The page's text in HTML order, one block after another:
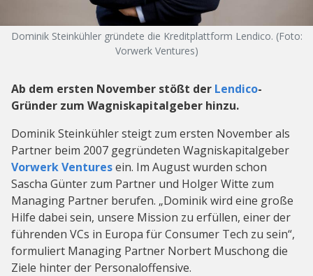
Dominik Steinkühler gründete die Kreditplattform Lendico. (Foto:
Vorwerk Ventures)
Ab dem ersten November stößt der Lendico-
Gründer zum Wagniskapitalgeber hinzu.
Dominik Steinkühler steigt zum ersten November als
Partner beim 2007 gegründeten Wagniskapitalgeber
Vorwerk Venturesein. Im August wurden schon
Sascha Günter zum Partner und Holger Witte zum
Managing Partner berufen. „Dominik wird eine große
Hilfe dabei sein, unsere Mission zu erfüllen, einer der
führenden VCs in Europa für Consumer Tech zu sein“,
formuliert Managing Partner Norbert Muschong die
Ziele hinter der Personaloffensive.